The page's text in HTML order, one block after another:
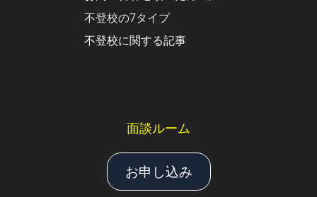
不登校の7タイプ
不登校に関する記事
面談ルーム
お申し込み